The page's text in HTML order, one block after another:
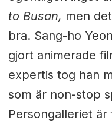
to Busan, men
bra. Sang-ho
gjort animerade
expertis tog han
som är non-stop
Persongalleriet